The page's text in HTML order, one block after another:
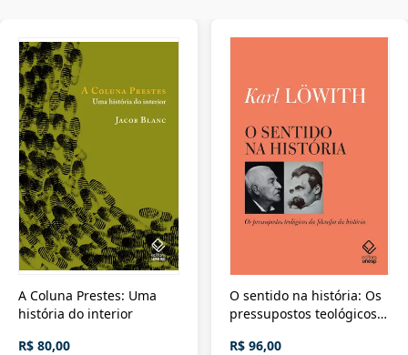
A Coluna Prestes: Uma
história do interior
R$ 80,00
O sentido na história: Os
pressupostos teológicos
R$ 96,00